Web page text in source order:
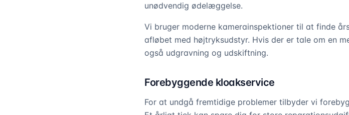
unødvendig ødelæggelse.
Vi bruger moderne kamerainspektioner til at finde
afløbet med højtryksudstyr. Hvis der er tale om en
også udgravning og udskiftning.
Forebyggende kloakservice
For at undgå fremtidige problemer tilbyder vi